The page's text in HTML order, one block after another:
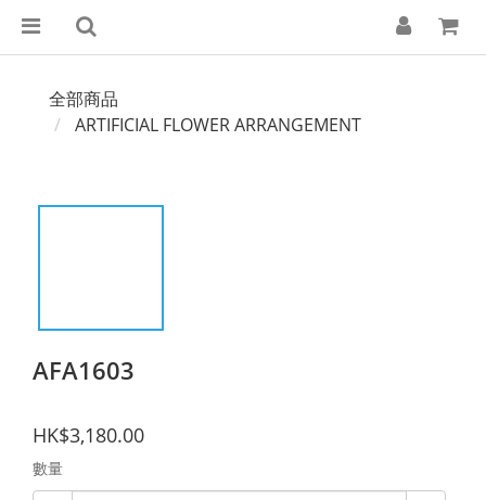
全部商品
ARTIFICIAL FLOWER ARRANGEMENT
AFA1603
HK$3,180.00
數量